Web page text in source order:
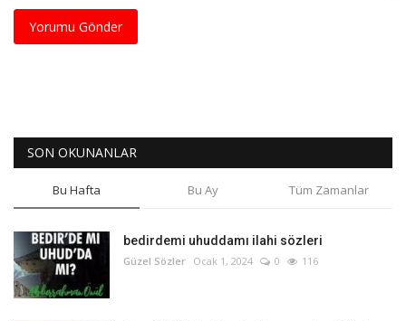
Yorumu Gönder
SON OKUNANLAR
Bu Hafta Bu Ay Tüm Zamanlar
bedirdemi uhuddamı ilahi sözleri
Güzel Sözler Ocak 1, 2024 0 116